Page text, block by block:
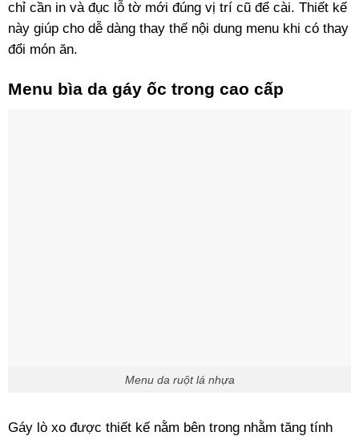
chỉ cần in và đục lỗ tờ mới đúng vị trí cũ để cài. Thiết kế
này giúp cho dễ dàng thay thế nội dung menu khi có thay
đổi món ăn.
Menu bìa da gáy ốc trong cao cấp
Menu da ruột lá nhựa
Gáy lò xo được thiết kế nằm bên trong nhằm tăng tính